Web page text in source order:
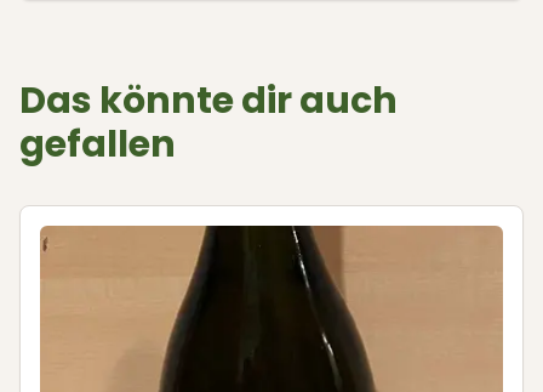
Das könnte dir auch
gefallen